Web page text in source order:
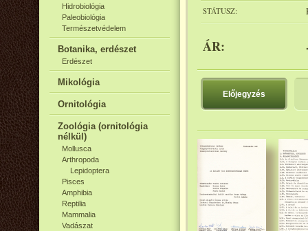
Hidrobiológia
Paleobiológia
Természetvédelem
Botanika, erdészet
Erdészet
Mikológia
Ornitológia
Zoológia (ornitológia
nélkül)
Mollusca
Arthropoda
Lepidoptera
Pisces
Amphibia
Reptilia
Mammalia
Vadászat
STÁTUSZ:
ÁR:
Előjegyzés